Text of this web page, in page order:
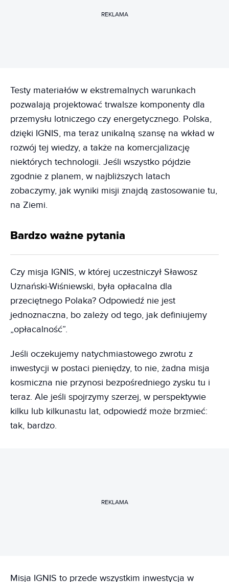
REKLAMA
Testy materiałów w ekstremalnych warunkach
pozwalają projektować trwalsze komponenty dla
przemysłu lotniczego czy energetycznego. Polska,
dzięki IGNIS, ma teraz unikalną szansę na wkład w
rozwój tej wiedzy, a także na komercjalizację
niektórych technologii. Jeśli wszystko pójdzie
zgodnie z planem, w najbliższych latach
zobaczymy, jak wyniki misji znajdą zastosowanie tu,
na Ziemi.
Bardzo ważne pytania
Czy misja IGNIS, w której uczestniczył Sławosz
Uznański-Wiśniewski, była opłacalna dla
przeciętnego Polaka? Odpowiedź nie jest
jednoznaczna, bo zależy od tego, jak definiujemy
„opłacalność”.
Jeśli oczekujemy natychmiastowego zwrotu z
inwestycji w postaci pieniędzy, to nie, żadna misja
kosmiczna nie przynosi bezpośredniego zysku tu i
teraz. Ale jeśli spojrzymy szerzej, w perspektywie
kilku lub kilkunastu lat, odpowiedź może brzmieć:
tak, bardzo.
REKLAMA
Misja IGNIS to przede wszystkim inwestycja w